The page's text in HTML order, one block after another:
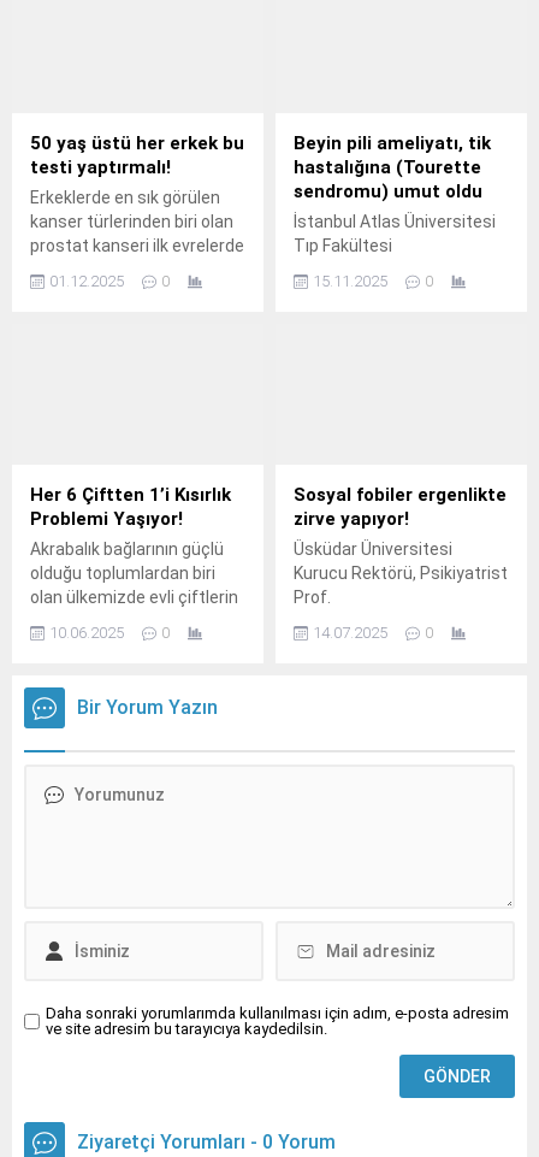
50 yaş üstü her erkek bu
testi yaptırmalı!
Erkeklerde en sık görülen
kanser türlerinden biri olan
prostat kanseri ilk evrelerde
ilerlediği için genellikle geç
01.12.2025 0
Beyin pili ameliyatı, tik
hastalığına (Tourette
sendromu) umut oldu
İstanbul Atlas Üniversitesi
Tıp Fakültesi
(Tourette
15.11.2025 0
Her 6 Çiftten 1’i Kısırlık
Problemi Yaşıyor!
Akrabalık bağlarının güçlü
olduğu toplumlardan biri
olan ülkemizde evli çiftlerin
olması bekleniyor.
10.06.2025 0
Sosyal fobiler ergenlikte
zirve yapıyor!
Üsküdar Üniversitesi
Kurucu Rektörü, Psikiyatrist
Prof.
14.07.2025 0
Bir Yorum Yazın
Daha sonraki yorumlarımda kullanılması için adım, e-posta adresim
ve site adresim bu tarayıcıya kaydedilsin.
Ziyaretçi Yorumları - 0 Yorum